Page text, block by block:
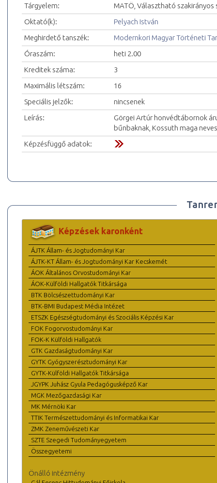
Tárgyelem:
MATÖ, Választható szakirányos
Oktató(k):
Pelyach István
Meghirdető tanszék:
Modernkori Magyar Történeti
Óraszám:
heti 2.00
Kreditek száma:
3
Maximális létszám:
16
Speciális jelzők:
nincsenek
Leírás:
Görgei Artúr honvédtábornok
bűnbaknak, Kossuth maga
Képzésfüggő adatok:
Képzések karonként
ÁJTK Állam- és Jogtudományi Kar
ÁJTK-KT Állam- és Jogtudományi Kar Kecskemét
ÁOK Általános Orvostudományi Kar
ÁOK-Külföldi Hallgatók Titkársága
BTK Bölcsészettudományi Kar
BTK-BMI Budapest Média Intézet
ETSZK Egészségtudományi és Szociális Képzési Kar
FOK Fogorvostudományi Kar
FOK-K Külföldi Hallgatók
GTK Gazdaságtudományi Kar
GYTK Gyógyszerésztudományi Kar
GYTK-Külföldi Hallgatók Titkársága
JGYPK Juhász Gyula Pedagógusképző Kar
MGK Mezőgazdasági Kar
MK Mérnöki Kar
TTIK Természettudományi és Informatikai Kar
ZMK Zeneművészeti Kar
SZTE Szegedi Tudományegyetem
Összegyetemi
Önálló intézmény